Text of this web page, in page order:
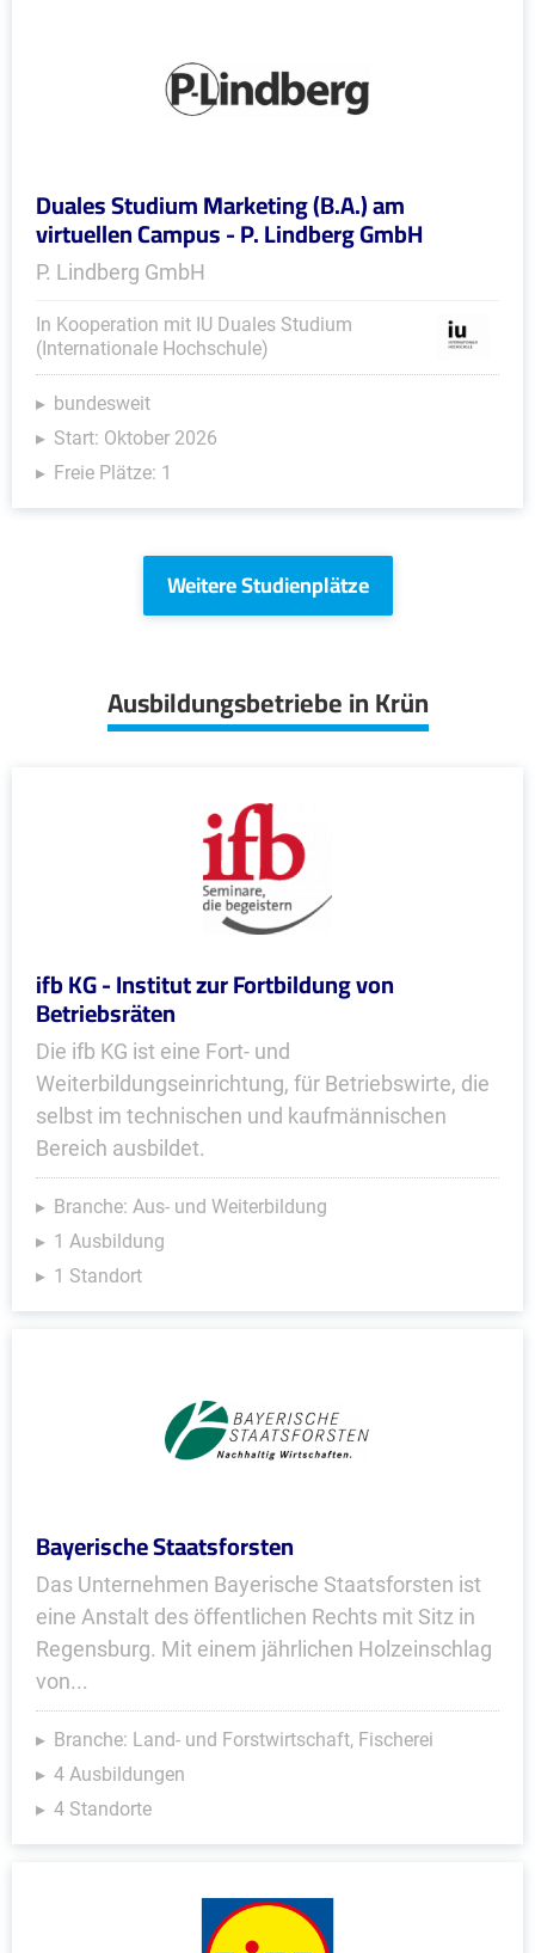
Duales Studium Marketing (B.A.) am
virtuellen Campus - P. Lindberg GmbH
P. Lindberg GmbH
In Kooperation mit IU Duales Studium
(Internationale Hochschule)
bundesweit
Start: Oktober 2026
Freie Plätze: 1
Weitere Studienplätze
Ausbildungsbetriebe in Krün
ifb KG - Institut zur Fortbildung von
Betriebsräten
Die ifb KG ist eine Fort- und
Weiterbildungseinrichtung, für Betriebswirte, die
selbst im technischen und kaufmännischen
Bereich ausbildet.
Branche: Aus- und Weiterbildung
1 Ausbildung
1 Standort
Bayerische Staatsforsten
Das Unternehmen Bayerische Staatsforsten ist
eine Anstalt des öffentlichen Rechts mit Sitz in
Regensburg. Mit einem jährlichen Holzeinschlag
von...
Branche: Land- und Forstwirtschaft, Fischerei
4 Ausbildungen
4 Standorte